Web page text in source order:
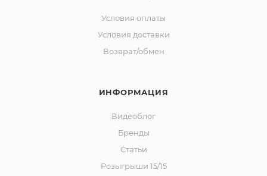
Условия оплаты
Условия доставки
Возврат/обмен
ИНФОРМАЦИЯ
Видеоблог
Бренды
Статьи
Розыгрыши 15/15